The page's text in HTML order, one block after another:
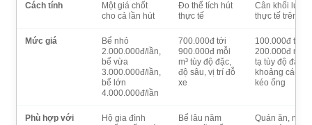
Cách tính
Một giá chốt
cho cả lần hút
Đo thể tích hút
thực tế
Cân khối
thực tế trên xe
Mức giá
Bể nhỏ
2.000.000đ/lần,
bể vừa
3.000.000đ/lần,
bể lớn
4.000.000đ/lần
700.000đ tới
900.000đ mỗi
m³ tùy độ đặc,
độ sâu, vị trí đỗ
xe
100.000đ tới
200.000đ mỗi
tạ tùy độ đặc
khoảng cách
kéo ống
Phù hợp với
Hộ gia đình
Bể lâu năm
Quán ăn, nhà